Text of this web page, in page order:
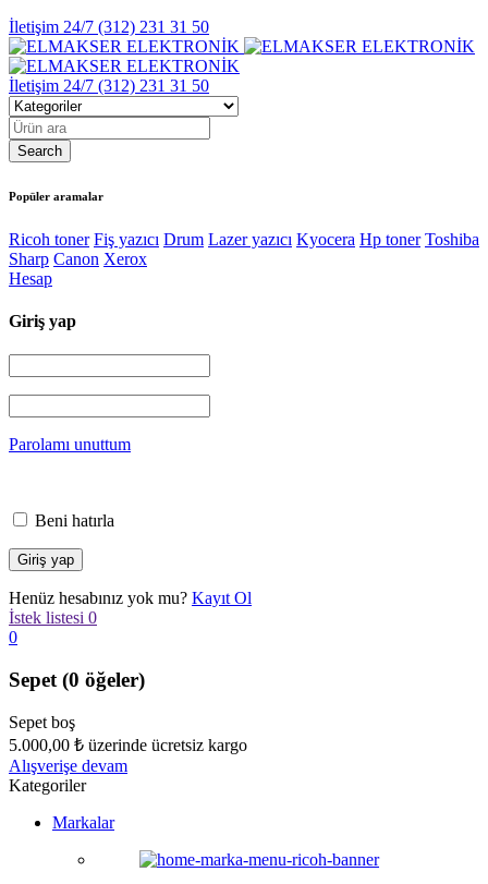
İletişim 24/7 (312) 231 31 50
İletişim 24/7 (312) 231 31 50
Popüler aramalar
Ricoh toner Fiş yazıcı Drum Lazer yazıcı Kyocera Hp toner Toshiba
Sharp Canon Xerox
Hesap
Giriş yap
Parolamı unuttum
Beni hatırla
Henüz hesabınız yok mu? Kayıt Ol
İstek listesi 0
0
Sepet (0 öğeler)
Sepet boş
5.000,00 ₺ üzerinde ücretsiz kargo
Alışverişe devam
Kategoriler
Markalar